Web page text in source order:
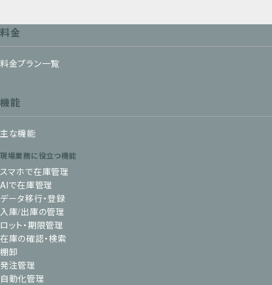
料金
料金プラン一覧
機能
主な機能
現場業務に役立つ機能
スマホで在庫管理
AIで在庫管理
データ移行・登録
入庫/出庫の管理
ロット・期限管理
在庫の確認・検索
棚卸
発注管理
自動化管理